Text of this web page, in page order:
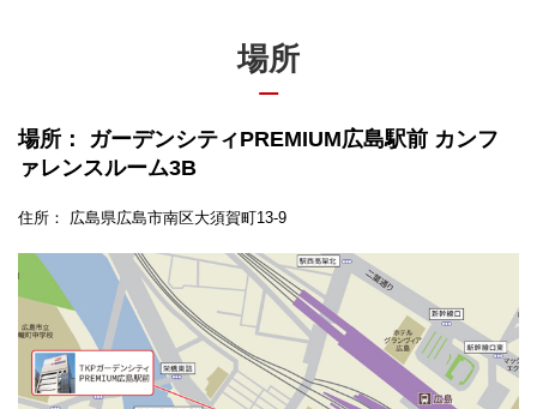
場所
場所：
ガーデンシティPREMIUM広島駅前 カンフ
ァレンスルーム3B
住所： 広島県広島市南区大須賀町13-9